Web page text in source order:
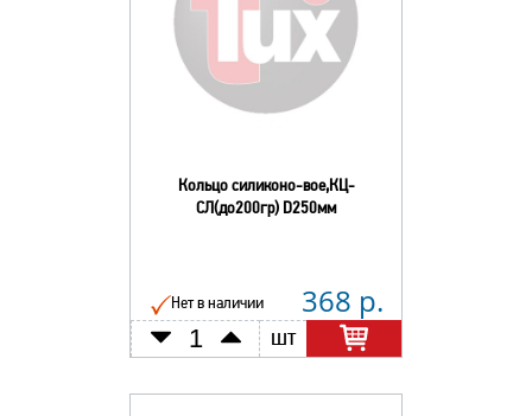
Кольцо силиконо-вое,КЦ-
СЛ(до200гр) D250мм
Нет в наличии 368 р.
шт